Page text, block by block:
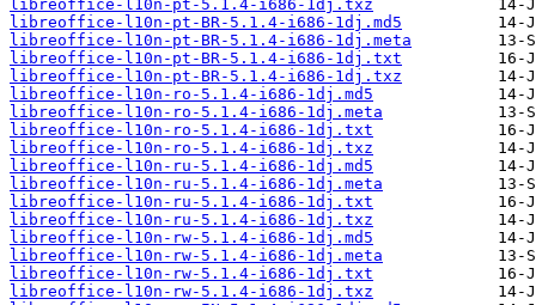
libreoffice-l10n-pt-5.1.4-i686-1dj.txz
libreoffice-l10n-pt-BR-5.1.4-i686-1dj.md5
libreoffice-l10n-pt-BR-5.1.4-i686-1dj.meta
libreoffice-l10n-pt-BR-5.1.4-i686-1dj.txt
libreoffice-l10n-pt-BR-5.1.4-i686-1dj.txz
libreoffice-l10n-ro-5.1.4-i686-1dj.md5
libreoffice-l10n-ro-5.1.4-i686-1dj.meta
libreoffice-l10n-ro-5.1.4-i686-1dj.txt
libreoffice-l10n-ro-5.1.4-i686-1dj.txz
libreoffice-l10n-ru-5.1.4-i686-1dj.md5
libreoffice-l10n-ru-5.1.4-i686-1dj.meta
libreoffice-l10n-ru-5.1.4-i686-1dj.txt
libreoffice-l10n-ru-5.1.4-i686-1dj.txz
libreoffice-l10n-rw-5.1.4-i686-1dj.md5
libreoffice-l10n-rw-5.1.4-i686-1dj.meta
libreoffice-l10n-rw-5.1.4-i686-1dj.txt
libreoffice-l10n-rw-5.1.4-i686-1dj.txz